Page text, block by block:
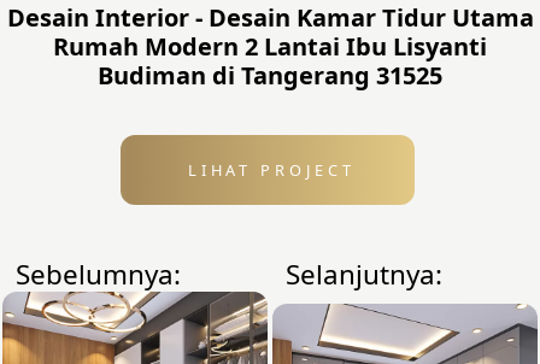
Desain Interior - Desain Kamar Tidur Utama
Rumah Modern 2 Lantai Ibu Lisyanti
Budiman di Tangerang 31525
LIHAT PROJECT
Sebelumnya: Selanjutnya: